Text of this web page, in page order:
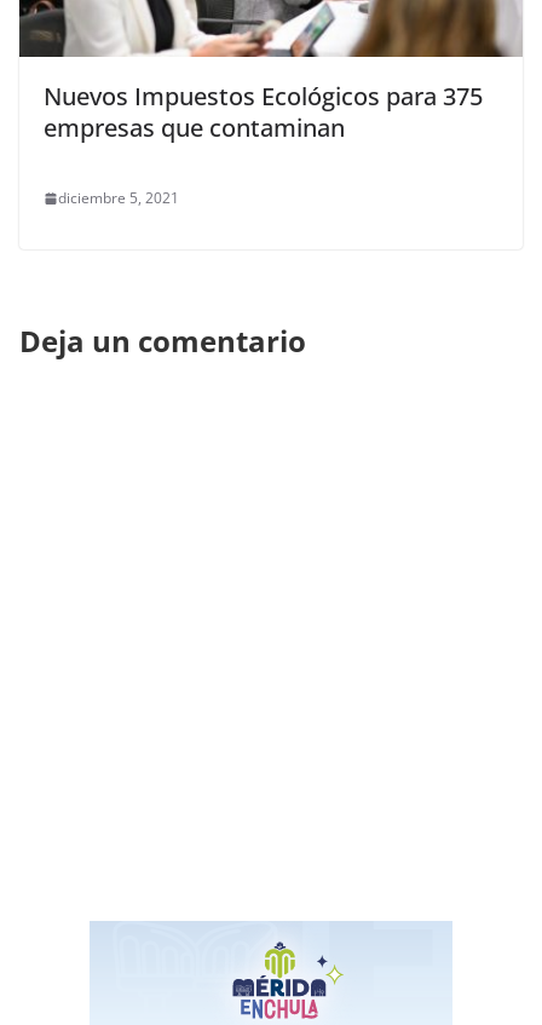
Nuevos Impuestos Ecológicos para 375
empresas que contaminan
diciembre 5, 2021
Deja un comentario